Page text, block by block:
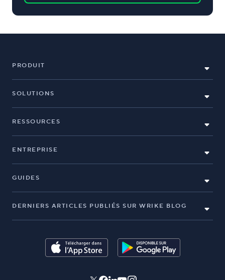
PRODUIT
SOLUTIONS
RESSOURCES
ENTREPRISE
GUIDES
DERNIERS ARTICLES PUBLIÉS SUR WRIKE BLOG